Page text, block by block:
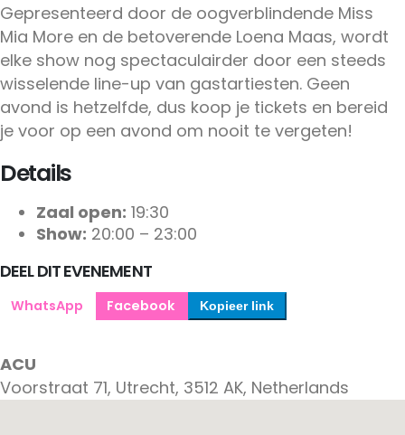
Gepresenteerd door de oogverblindende Miss
Mia More en de betoverende Loena Maas, wordt
elke show nog spectaculairder door een steeds
wisselende line-up van gastartiesten. Geen
avond is hetzelfde, dus koop je tickets en bereid
je voor op een avond om nooit te vergeten!
Details
Zaal open: 19:30
Show: 20:00 – 23:00
DEEL DIT EVENEMENT
WhatsApp Facebook Kopieer link
ACU
Voorstraat 71, Utrecht, 3512 AK, Netherlands